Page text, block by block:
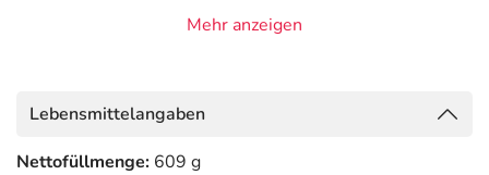
Mehr anzeigen
Lebensmittelangaben
Nettofüllmenge: 609 g